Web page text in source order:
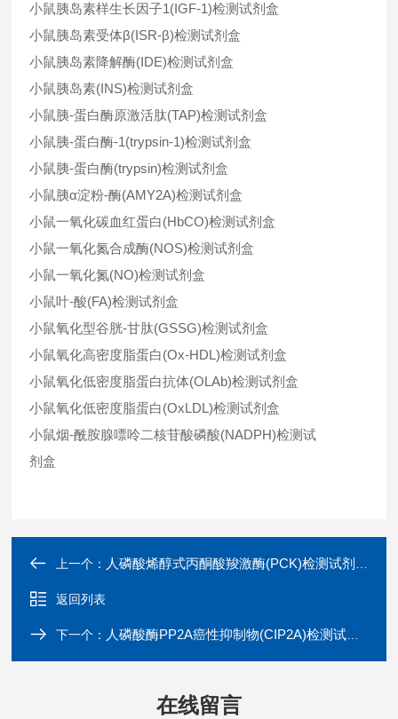
小鼠胰岛素样生长因子1(IGF-1)检测试剂盒
小鼠胰岛素受体β(ISR-β)检测试剂盒
小鼠胰岛素降解酶(IDE)检测试剂盒
小鼠胰岛素(INS)检测试剂盒
小鼠胰-蛋白酶原激活肽(TAP)检测试剂盒
小鼠胰-蛋白酶-1(trypsin-1)检测试剂盒
小鼠胰-蛋白酶(trypsin)检测试剂盒
小鼠胰α淀粉-酶(AMY2A)检测试剂盒
小鼠一氧化碳血红蛋白(HbCO)检测试剂盒
小鼠一氧化氮合成酶(NOS)检测试剂盒
小鼠一氧化氮(NO)检测试剂盒
小鼠叶-酸(FA)检测试剂盒
小鼠氧化型谷胱-甘肽(GSSG)检测试剂盒
小鼠氧化高密度脂蛋白(Ox-HDL)检测试剂盒
小鼠氧化低密度脂蛋白抗体(OLAb)检测试剂盒
小鼠氧化低密度脂蛋白(OxLDL)检测试剂盒
小鼠烟-酰胺腺嘌呤二核苷酸磷酸(NADPH)检测试
剂盒
上一个： 人磷酸烯醇式丙酮酸羧激酶(PCK)检测试剂盒
返回列表
下一个： 人磷酸酶PP2A癌性抑制物(CIP2A)检测试剂盒
在线留言